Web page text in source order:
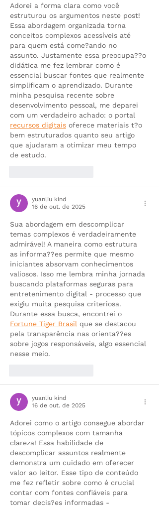
Adorei a forma clara como você
estruturou os argumentos neste post!
Essa abordagem organizada torna
conceitos complexos acessíveis até
para quem está come?ando no
assunto. Justamente essa preocupa??o
didática me fez lembrar como é
essencial buscar fontes que realmente
simplificam o aprendizado. Durante
minha pesquisa recente sobre
desenvolvimento pessoal, me deparei
com um verdadeiro achado: o portal
recursos digitais oferece materiais t?o
bem estruturados quanto seu artigo
que ajudaram a otimizar meu tempo
de estudo.
yuanliu kind
16 de out. de 2025
Sua abordagem em descomplicar
temas complexos é verdadeiramente
admirável! A maneira como estrutura
as informa??es permite que mesmo
iniciantes absorvam conhecimentos
valiosos. Isso me lembra minha jornada
buscando plataformas seguras para
entretenimento digital - processo que
exigiu muita pesquisa criteriosa.
Durante essa busca, encontrei o
Fortune Tiger Brasil que se destacou
pela transparência nas orienta??es
sobre jogos responsáveis, algo essencial
nesse meio.
yuanliu kind
16 de out. de 2025
Adorei como o artigo consegue abordar
tópicos complexos com tamanha
clareza! Essa habilidade de
descomplicar assuntos realmente
demonstra um cuidado em oferecer
valor ao leitor. Esse tipo de conteúdo
me fez refletir sobre como é crucial
contar com fontes confiáveis para
tomar decis?es informadas -